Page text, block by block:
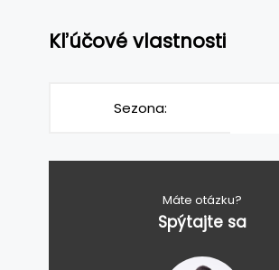
Kľúčové vlastnosti
Sezona:
Máte otázku?
Spýtajte sa